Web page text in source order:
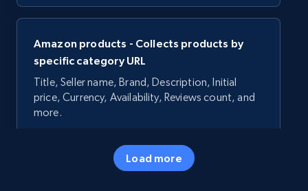
Amazon products - Collects products by
specific category URL
Title, Seller name, Brand, Description, Initial
price, Currency, Availability, Reviews count, and
more.
5.7K+
Load more